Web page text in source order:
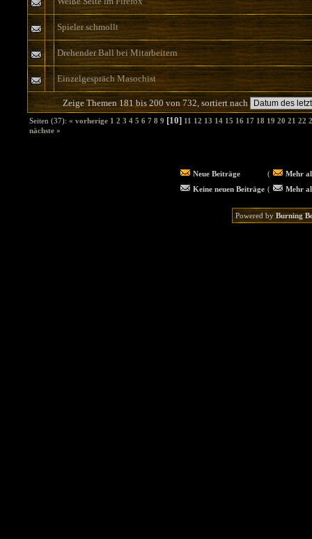
Spieler schmollt
Drehender Ball bei Mitarbeitern
Einzelgespräch Masochist
Zeige Themen 181 bis 200 von 732, sortiert nach
Seiten (37): « vorherige 1 2 3 4 5 6 7 8 9 [10] 11 12 13 14 15 16 17 18 19 20 21 22
nächste »
Neue Beiträge (
Mehr
Keine neuen Beiträge ( Mehr
Powered byBurning